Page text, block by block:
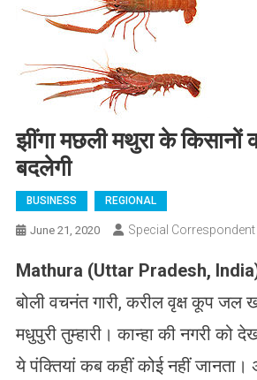
झींगा मछली मथुरा के किसानों
बदलेगी
BUSINESS REGIONAL
June 21, 2020 Special Correspondent
Mathura (Uttar Pradesh,
बोली वचनंत गारी, करील वृक्ष कूप जल
मधुपुरी तुम्हारी। कान्हा की नगरी को
ये पंक्तियां कब कहीं कोई नहीं जानता।